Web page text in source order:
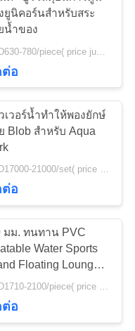
9
ยูนิคอร์นสำหรับสระ
น้ำของ
USD630-780/piece( price just for reference, detailed prices need to be confirmed) MOQ:1 ชิ้น
อ
เวอร์น้ำทำให้พองยักษ์
Blob สำหรับ Aqua
USD17000-21000/set( price just for reference, detailed prices need to be confirmed) MOQ:1 ชุด
อ
มม. ทนทาน PVC
Water Sports
Floating Lounge
มที่นั่ง 6 ที่นั่ง
USD1710-2100/piece( price just for reference, detailed prices need to be confirmed) MOQ:1PC
อ